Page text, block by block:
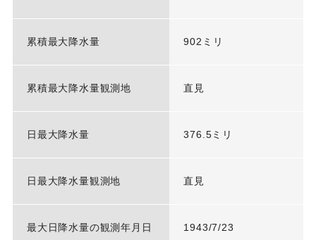
累積最大降水量 902ミリ
累積最大降水量観測地 直見
日最大降水量 376.5ミリ
日最大降水量観測地 直見
最大日降水量の観測年月日 1943/7/23